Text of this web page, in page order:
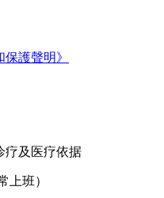
保護聲明》
疗及医疗依据
上班）